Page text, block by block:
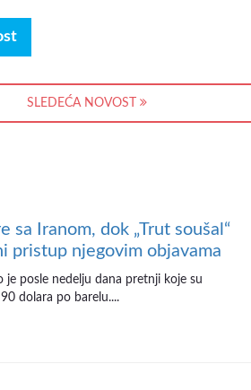
SLEDEĆA NOVOST
sa Iranom, dok „Trut soušal“
pristup njegovim objavama
je posle nedelju dana pretnji koje su
dolara po barelu....